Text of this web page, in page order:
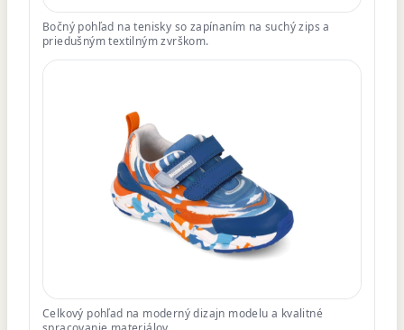
Bočný pohľad na tenisky so zapínaním na suchý zips a
priedušným textilným zvrškom.
Celkový pohľad na moderný dizajn modelu a kvalitné